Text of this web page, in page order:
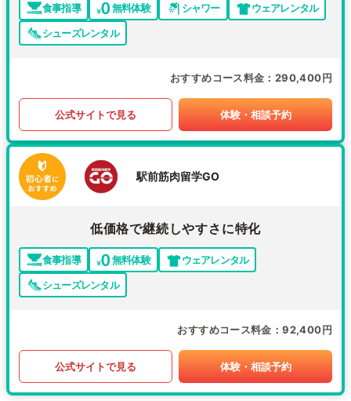
食事指導 無料体験 シャワー
ウェアレンタル
シューズレンタル
おすすめコース料金 290,400円
公式サイトで見る 体験・相談予約
駅前筋肉留学GO
低価格で継続しやすさに特化
食事指導 無料体験
ウェアレンタル
シューズレンタル
おすすめコース料金 92,400円
公式サイトで見る 体験・相談予約